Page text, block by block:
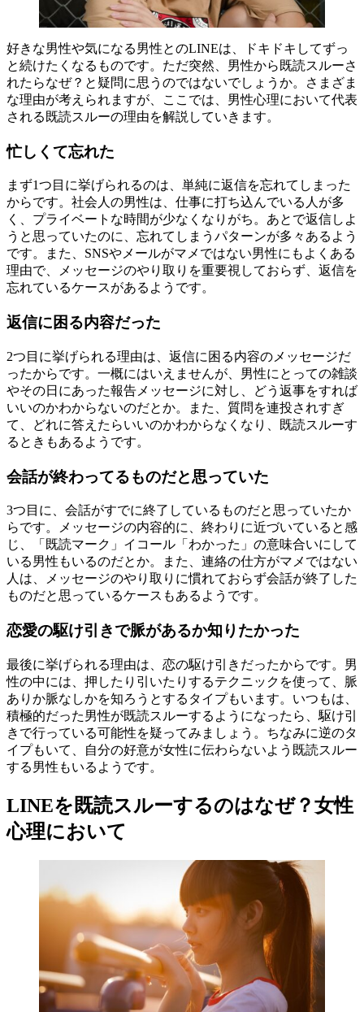
好きな男性や気になる男性とのLINEは、ドキドキしてずっ
と続けたくなるものです。ただ突然、男性から既読スルーさ
れたらなぜ？と疑問に思うのではないでしょうか。さまざま
な理由が考えられますが、ここでは、男性心理において代表
される既読スルーの理由を解説していきます。
忙しくて忘れた
まず1つ目に挙げられるのは、単純に返信を忘れてしまった
からです。社会人の男性は、仕事に打ち込んでいる人が多
く、プライベートな時間が少なくなりがち。あとで返信しよ
うと思っていたのに、忘れてしまうパターンが多々あるよう
です。また、SNSやメールがマメではない男性にもよくある
理由で、メッセージのやり取りを重要視しておらず、返信を
忘れているケースがあるようです。
返信に困る内容だった
2つ目に挙げられる理由は、返信に困る内容のメッセージだ
ったからです。一概にはいえませんが、男性にとっての雑談
やその日にあった報告メッセージに対し、どう返事をすれば
いいのかわからないのだとか。また、質問を連投されすぎ
て、どれに答えたらいいのかわからなくなり、既読スルーす
るときもあるようです。
会話が終わってるものだと思っていた
3つ目に、会話がすでに終了しているものだと思っていたか
らです。メッセージの内容的に、終わりに近づいていると感
じ、「既読マーク」イコール「わかった」の意味合いにして
いる男性もいるのだとか。また、連絡の仕方がマメではない
人は、メッセージのやり取りに慣れておらず会話が終了した
ものだと思っているケースもあるようです。
恋愛の駆け引きで脈があるか知りたかった
最後に挙げられる理由は、恋の駆け引きだったからです。男
性の中には、押したり引いたりするテクニックを使って、脈
ありか脈なしかを知ろうとするタイプもいます。いつもは、
積極的だった男性が既読スルーするようになったら、駆け引
きで行っている可能性を疑ってみましょう。ちなみに逆のタ
イプもいて、自分の好意が女性に伝わらないよう既読スルー
する男性もいるようです。
LINEを既読スルーするのはなぜ？女性
心理において